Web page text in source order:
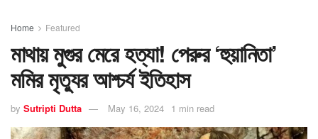
Home Featured
মাথায় মুগুর মেরে হত্যা! পেরুর ‘হুয়ানিতা’
মমির মৃত্যুর আশ্চর্য ইতিহাস
by Sutripti Dutta May 16, 2024 1 min read